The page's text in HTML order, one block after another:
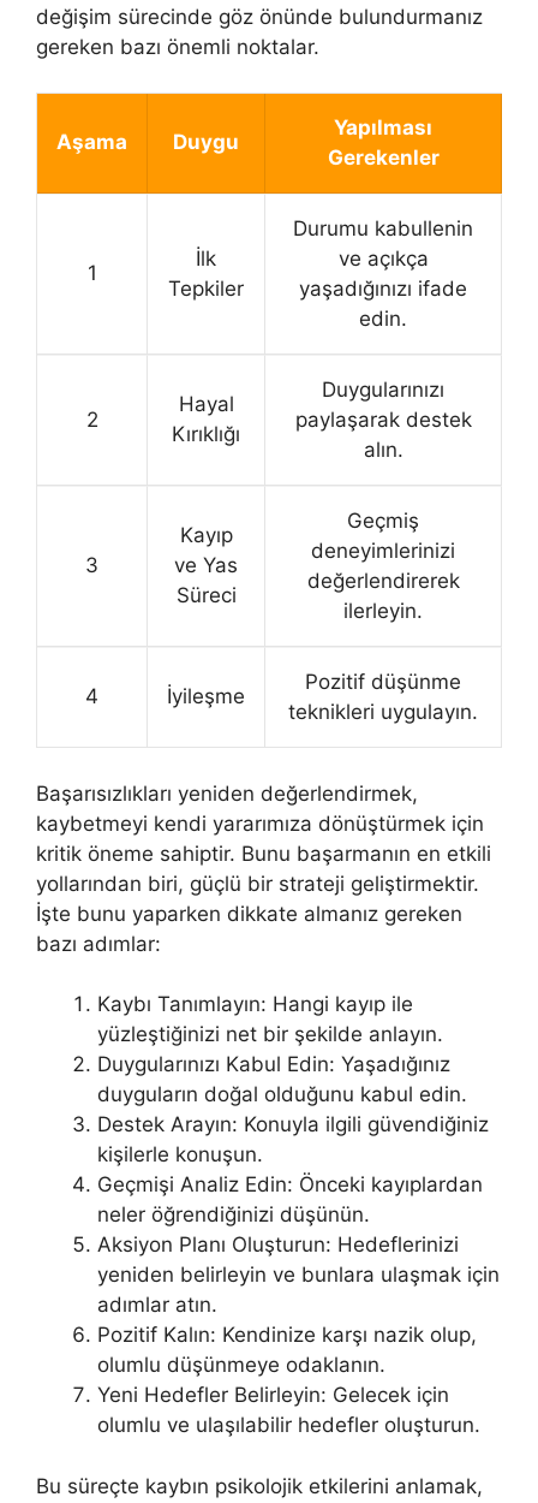
değişim sürecinde göz önünde bulundurmanız
gereken bazı önemli noktalar.
Aşama Duygu
Yapılması
Gerekenler
1
İlk
Tepkiler
Durumu kabullenin
ve açıkça
yaşadığınızı ifade
edin.
2
Hayal
Kırıklığı
Duygularınızı
paylaşarak destek
alın.
3
Kayıp
ve Yas
Süreci
Geçmiş
deneyimlerinizi
değerlendirerek
ilerleyin.
4 İyileşme
Pozitif düşünme
teknikleri uygulayın.
Başarısızlıkları yeniden değerlendirmek,
kaybetmeyi kendi yararımıza dönüştürmek için
kritik öneme sahiptir. Bunu başarmanın en etkili
yollarından biri, güçlü bir strateji geliştirmektir.
İşte bunu yaparken dikkate almanız gereken
bazı adımlar:
Kaybı Tanımlayın: Hangi kayıp ile
yüzleştiğinizi net bir şekilde anlayın.
Duygularınızı Kabul Edin: Yaşadığınız
duyguların doğal olduğunu kabul edin.
Destek Arayın: Konuyla ilgili güvendiğiniz
kişilerle konuşun.
Geçmişi Analiz Edin: Önceki kayıplardan
neler öğrendiğinizi düşünün.
Aksiyon Planı Oluşturun: Hedeflerinizi
yeniden belirleyin ve bunlara ulaşmak için
adımlar atın.
Pozitif Kalın: Kendinize karşı nazik olup,
olumlu düşünmeye odaklanın.
Yeni Hedefler Belirleyin: Gelecek için
olumlu ve ulaşılabilir hedefler oluşturun.
Bu süreçte kaybın psikolojik etkilerini anlamak,